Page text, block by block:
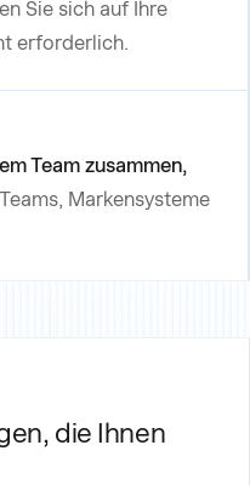
Sie sich auf Ihre
erforderlich.
Team zusammen,
Markensysteme
die Ihnen